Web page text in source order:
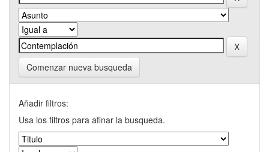
Comenzar nueva busqueda
Añadir filtros:
Usa los filtros para afinar la busqueda.